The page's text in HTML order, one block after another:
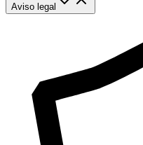
Aviso legal